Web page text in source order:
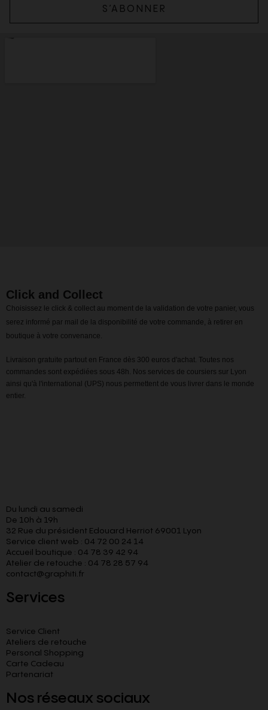
S’ABONNER
Click and Collect
Choisissez le click & collect au moment de la validation de votre panier, vous
serez informé par mail de la disponibilité de votre commande, à retirer en
boutique à votre convenance.
Livraison gratuite partout en France dès 300 euros d'achat. Toutes nos
commandes sont expédiées sous 48h. Nos services de coursiers sur Lyon
ainsi qu'à l'international (UPS) nous permettent de vous livrer dans le monde
entier.
Du lundi au samedi
De 10h à 19h
32 Rue du président Edouard Herriot 69001 Lyon
Service client web : 04 72 00 24 14
Accueil boutique : 04 78 39 42 94
Atelier de retouche : 04 78 28 57 94
contact@graphiti.fr
Services
Service Client
Ateliers de retouche
Personal Shopping
Carte Cadeau
Partenariat
Nos réseaux sociaux